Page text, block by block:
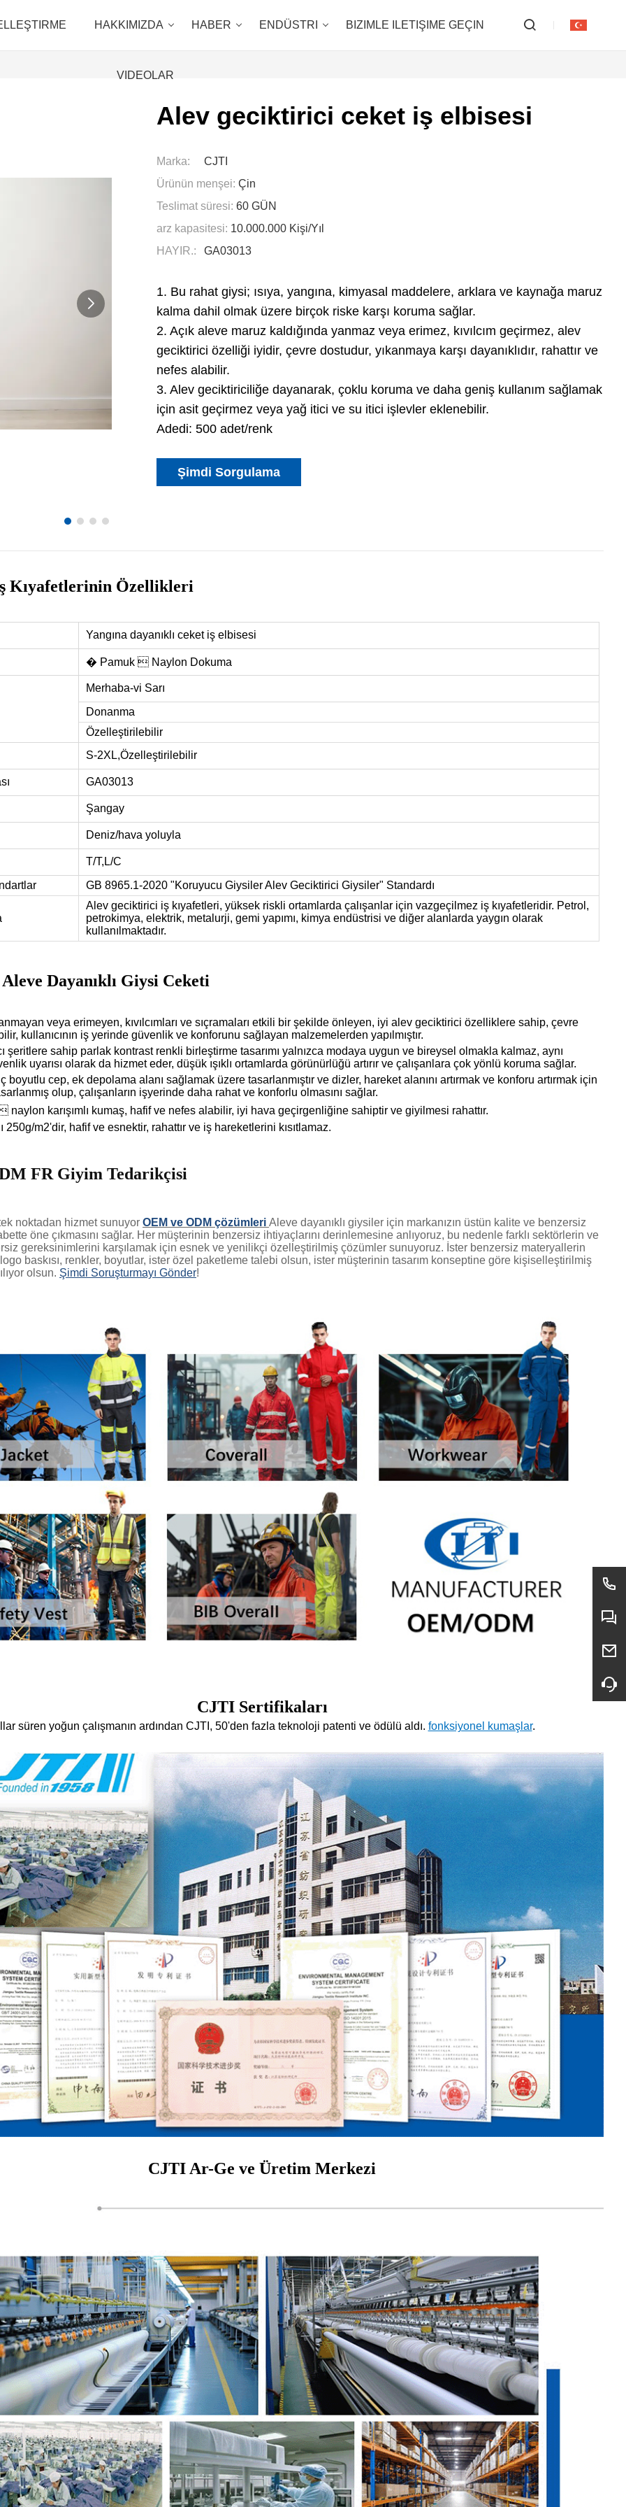
HAKKIMIZDA HABER ENDÜSTRI BIZIMLE ILETIŞIME GEÇIN
VIDEOLAR
Alev geciktirici ceket iş elbisesi
Marka:
CJTI
Ürünün menşei: Çin
Teslimat süresi: 60 GÜN
arz kapasitesi: 10.000.000 Kişi/Yıl
HAYIR.:
GA03013
1. Bu rahat giysi; ısıya, yangına, kimyasal maddelere, arklara ve kaynağa maruz
kalma dahil olmak üzere birçok riske karşı koruma sağlar.
2. Açık aleve maruz kaldığında yanmaz veya erimez, kıvılcım geçirmez, alev
geciktirici özelliği iyidir, çevre dostudur, yıkanmaya karşı dayanıklıdır, rahattır ve
nefes alabilir.
3. Alev geciktiriciliğe dayanarak, çoklu koruma ve daha geniş kullanım sağlamak
için asit geçirmez veya yağ itici ve su itici işlevler eklenebilir.
Adedi: 500 adet/renk
Şimdi Sorgulama
Kıyafetlerinin Özellikleri
Yangına dayanıklı ceket iş elbisesi
� Pamuk  Naylon Dokuma
Merhaba-vi Sarı
Donanma
Özelleştirilebilir
S-2XL,Özelleştirilebilir
GA03013
Şangay
Deniz/hava yoluyla
T/T,L/C
GB 8965.1-2020 "Koruyucu Giysiler Alev Geciktirici Giysiler" Standardı
Alev geciktirici iş kıyafetleri, yüksek riskli ortamlarda çalışanlar için vazgeçilmez iş kıyafetleridir. Petrol,
petrokimya, elektrik, metalurji, gemi yapımı, kimya endüstrisi ve diğer alanlarda yaygın olarak
kullanılmaktadır.
Dayanıklı Giysi Ceketi
veya erimeyen, kıvılcımları ve sıçramaları etkili bir şekilde önleyen, iyi alev geciktirici özelliklere sahip, çevre
kullanıcının iş yerinde güvenlik ve konforunu sağlayan malzemelerden yapılmıştır.
şeritlere sahip parlak kontrast renkli birleştirme tasarımı yalnızca modaya uygun ve bireysel olmakla kalmaz, aynı
uyarısı olarak da hizmet eder, düşük ışıklı ortamlarda görünürlüğü artırır ve çalışanlara çok yönlü koruma sağlar.
boyutlu cep, ek depolama alanı sağlamak üzere tasarlanmıştır ve dizler, hareket alanını artırmak ve konforu artırmak için
olup, çalışanların işyerinde daha rahat ve konforlu olmasını sağlar.
karışımlı kumaş, hafif ve nefes alabilir, iyi hava geçirgenliğine sahiptir ve giyilmesi rahattır.
250g/m2'dir, hafif ve esnektir, rahattır ve iş hareketlerini kısıtlamaz.
M FR Giyim Tedarikçisi
noktadan hizmet sunuyor OEM ve ODM çözümleri Aleve dayanıklı giysiler için markanızın üstün kalite ve benzersiz
öne çıkmasını sağlar. Her müşterinin benzersiz ihtiyaçlarını derinlemesine anlıyoruz, bu nedenle farklı sektörlerin ve
gereksinimlerini karşılamak için esnek ve yenilikçi özelleştirilmiş çözümler sunuyoruz. İster benzersiz materyallerin
baskısı, renkler, boyutlar, ister özel paketleme talebi olsun, ister müşterinin tasarım konseptine göre kişiselleştirilmiş
olsun. Şimdi Soruşturmayı Gönder!
CJTI Sertifikaları
süren yoğun çalışmanın ardından CJTI, 50'den fazla teknoloji patenti ve ödülü aldı. fonksiyonel kumaşlar.
CJTI Ar-Ge ve Üretim Merkezi